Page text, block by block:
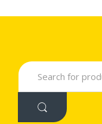
Search
for: